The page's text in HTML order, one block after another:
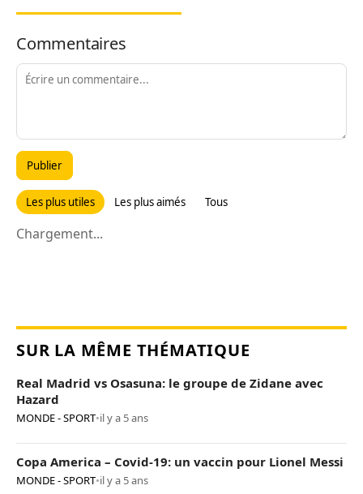
Commentaires
Publier
Les plus utiles Les plus aimés Tous
Chargement...
SUR LA MÊME THÉMATIQUE
Real Madrid vs Osasuna: le groupe de Zidane avec
Hazard
MONDE - SPORT•il y a 5 ans
Copa America – Covid-19: un vaccin pour Lionel Messi
MONDE - SPORT•il y a 5 ans